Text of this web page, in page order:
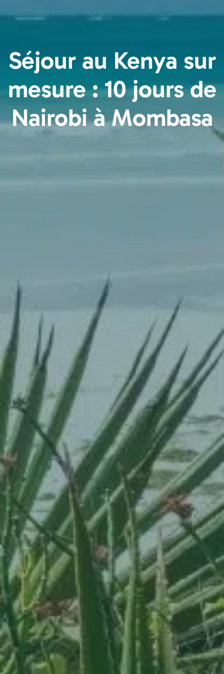
Séjour au Kenya sur
mesure : 10 jours de
Nairobi à Mombasa